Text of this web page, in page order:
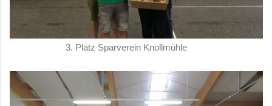
3. Platz Sparverein Knollmühle